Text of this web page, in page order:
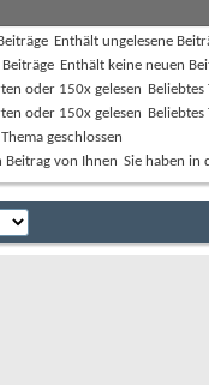
Enthält ungelesene
Enthält keine neuen
Beliebtes
Beliebtes
Thema geschlossen
Sie haben in